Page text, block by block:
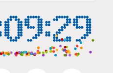
3个月前 420人已阅读
清华帅爸数学思维（抖音）|
小学+初中课程视频合集